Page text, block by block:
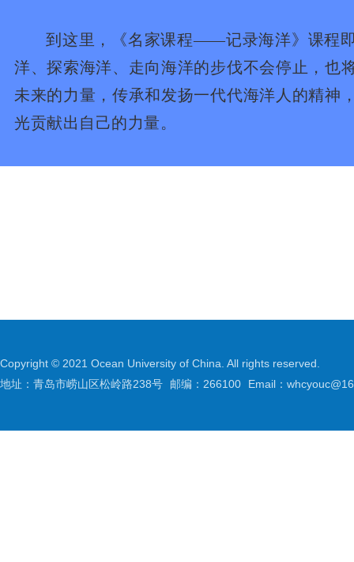
到这里，《名家课程——记录海洋》课程即
洋、探索海洋、走向海洋的步伐不会停止，也
未来的力量，传承和发扬一代代海洋人的精神
光贡献出自己的力量。
Copyright © 2021 Ocean University of China. All rights reserved.
地址：青岛市崂山区松岭路238号
邮编：266100 Email：